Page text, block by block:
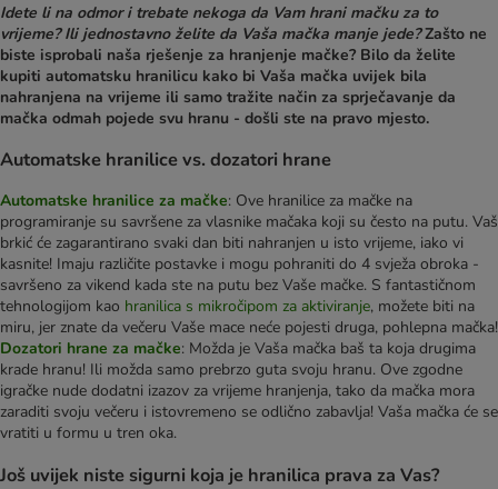
Idete li na odmor i trebate nekoga da Vam hrani mačku za to
vrijeme? Ili jednostavno želite da Vaša mačka manje jede?Zašto ne
biste isprobali naša rješenje za hranjenje mačke? Bilo da želite
kupiti automatsku hranilicu kako bi Vaša mačka uvijek bila
nahranjena na vrijeme ili samo tražite način za sprječavanje da
mačka odmah pojede svu hranu - došli ste na pravo mjesto.
Automatske hranilice vs. dozatori hrane
Automatske hranilice za mačke: Ove hranilice za mačke na
programiranje su savršene za vlasnike mačaka koji su često na putu. Vaš
brkić će zagarantirano svaki dan biti nahranjen u isto vrijeme, iako vi
kasnite! Imaju različite postavke i mogu pohraniti do 4 svježa obroka -
savršeno za vikend kada ste na putu bez Vaše mačke. S fantastičnom
tehnologijom kao hranilica s mikročipom za aktiviranje, možete biti na
miru, jer znate da večeru Vaše mace neće pojesti druga, pohlepna mačka!
Dozatori hrane za mačke: Možda je Vaša mačka baš ta koja drugima
krade hranu! Ili možda samo prebrzo guta svoju hranu. Ove zgodne
igračke nude dodatni izazov za vrijeme hranjenja, tako da mačka mora
zaraditi svoju večeru i istovremeno se odlično zabavlja! Vaša mačka će se
vratiti u formu u tren oka.
Još uvijek niste sigurni koja je hranilica prava za Vas?